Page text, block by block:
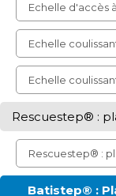
Echelle d'accès
Echelle
Echelle
Rescuestep® :
Rescuestep® :
Batistep® :